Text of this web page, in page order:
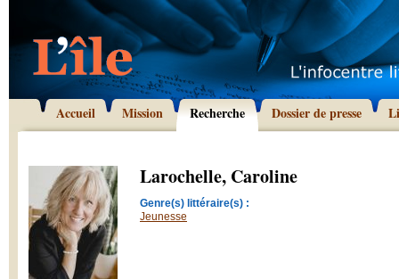
Accueil Mission Recherche Dossier de presse
Larochelle, Caroline
Genre(s) littéraire(s) :
Jeunesse